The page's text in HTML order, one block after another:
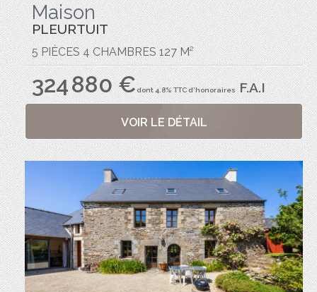
Maison
PLEURTUIT
5 PIÈCES 4 CHAMBRES 127 M²
324 880 €dont 4.8% TTC d'honorairesF.A.I
VOIR LE DÉTAIL